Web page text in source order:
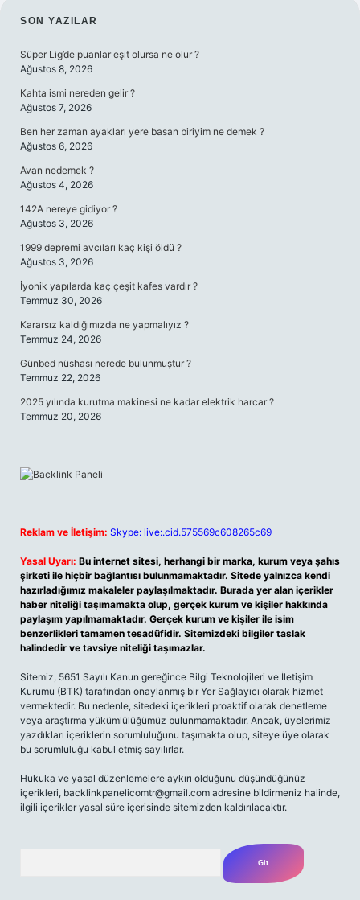
SIDEBAR
SON YAZILAR
Süper Lig’de puanlar eşit olursa ne olur ?
Ağustos 8, 2026
Kahta ismi nereden gelir ?
Ağustos 7, 2026
Ben her zaman ayakları yere basan biriyim ne demek ?
Ağustos 6, 2026
Avan nedemek ?
Ağustos 4, 2026
142A nereye gidiyor ?
Ağustos 3, 2026
1999 depremi avcıları kaç kişi öldü ?
Ağustos 3, 2026
İyonik yapılarda kaç çeşit kafes vardır ?
Temmuz 30, 2026
Kararsız kaldığımızda ne yapmalıyız ?
Temmuz 24, 2026
Günbed nüshası nerede bulunmuştur ?
Temmuz 22, 2026
2025 yılında kurutma makinesi ne kadar elektrik harcar ?
Temmuz 20, 2026
Reklam ve İletişim: Skype: live:.cid.575569c608265c69
Yasal Uyarı: Bu internet sitesi, herhangi bir marka, kurum veya şahıs
şirketi ile hiçbir bağlantısı bulunmamaktadır. Sitede yalnızca kendi
hazırladığımız makaleler paylaşılmaktadır. Burada yer alan içerikler
haber niteliği taşımamakta olup, gerçek kurum ve kişiler hakkında
paylaşım yapılmamaktadır. Gerçek kurum ve kişiler ile isim
benzerlikleri tamamen tesadüfidir. Sitemizdeki bilgiler taslak
halindedir ve tavsiye niteliği taşımazlar.
Sitemiz, 5651 Sayılı Kanun gereğince Bilgi Teknolojileri ve İletişim
Kurumu (BTK) tarafından onaylanmış bir Yer Sağlayıcı olarak hizmet
vermektedir. Bu nedenle, sitedeki içerikleri proaktif olarak denetleme
veya araştırma yükümlülüğümüz bulunmamaktadır. Ancak, üyelerimiz
yazdıkları içeriklerin sorumluluğunu taşımakta olup, siteye üye olarak
bu sorumluluğu kabul etmiş sayılırlar.
Hukuka ve yasal düzenlemelere aykırı olduğunu düşündüğünüz
içerikleri, backlinkpanelicomtr@gmail.com adresine bildirmeniz halinde,
ilgili içerikler yasal süre içerisinde sitemizden kaldırılacaktır.